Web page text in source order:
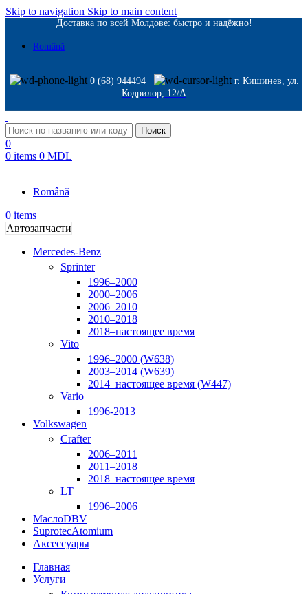
Skip to navigation Skip to main content
Доставка по всей Молдове: быстро и надёжно!
Română
0 (68) 944494
г. Кишинев, ул.
Кодрилор, 12/A
Поиск
0
0 items 0 MDL
Română
0 items
Автозапчасти
Mercedes-Benz
Sprinter
1996–2000
2000–2006
2006–2010
2010–2018
2018–настоящее время
Vito
1996–2000 (W638)
2003–2014 (W639)
2014–настоящее время (W447)
Vario
1996-2013
Volkswagen
Crafter
2006–2011
2011–2018
2018–настоящее время
LT
1996–2006
МаслоDBV
SuprotecAtomium
Аксессуары
Главная
Услуги